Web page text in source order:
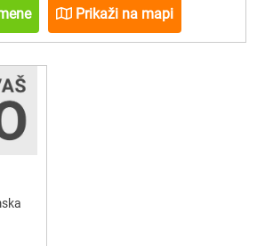
Prikaži na mapi